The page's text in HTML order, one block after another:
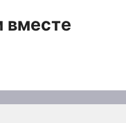
вместе